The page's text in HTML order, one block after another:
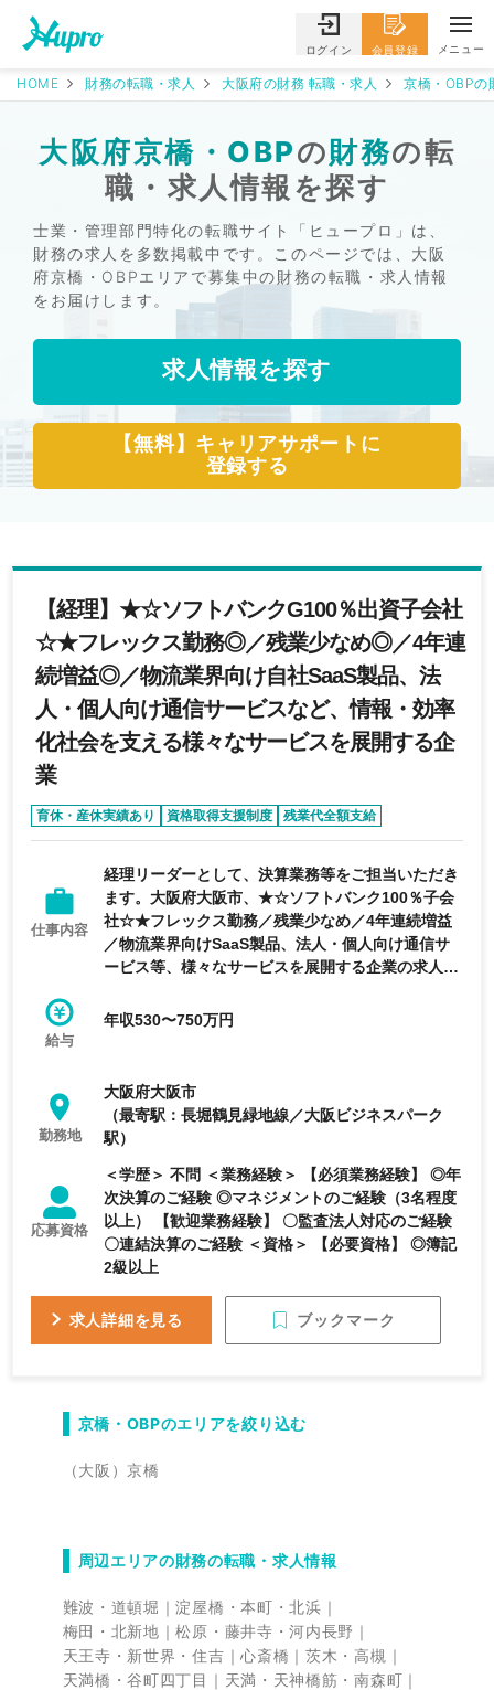
ログイン 会員登録 メニュー
HOME 財務の転職・求人 大阪府の財務 転職・求人 京橋・OBPの
大阪府京橋・OBPの財務の転
職・求人情報を探す
士業・管理部門特化の転職サイト「ヒュープロ」は、
財務の求人を多数掲載中です。このページでは、大阪
府京橋・OBPエリアで募集中の財務の転職・求人情報
をお届けします。
求人情報を探す
【無料】キャリアサポートに
登録する
【経理】★☆ソフトバンクG100％出資子会社
☆★フレックス勤務◎／残業少なめ◎／4年連
続増益◎／物流業界向け自社SaaS製品、法
人・個人向け通信サービスなど、情報・効率
化社会を支える様々なサービスを展開する企
業
育休・産休実績あり 資格取得支援制度
残業代全額支給
学歴不問
経験者優遇
仕事内容
経理リーダーとして、決算業務等をご担当いただき
ます。大阪府大阪市、★☆ソフトバンク100％子会
社☆★フレックス勤務／残業少なめ／4年連続増益
／物流業界向けSaaS製品、法人・個人向け通信サ
ービス等、様々なサービスを展開する企業の求人で
給与
年収530〜750万円
勤務地
大阪府大阪市
（最寄駅：長堀鶴見緑地線／大阪ビジネスパーク
駅）
応募資格
＜学歴＞ 不問 ＜業務経験＞ 【必須業務経験】 ◎年
次決算のご経験 ◎マネジメントのご経験（3名程度
以上） 【歓迎業務経験】 〇監査法人対応のご経験
〇連結決算のご経験 ＜資格＞ 【必要資格】 ◎簿記
2級以上
求人詳細を見る ブックマーク
京橋・OBPのエリアを絞り込む
（大阪）京橋
周辺エリアの財務の転職・求人情報
難波・道頓堀
淀屋橋・本町・北浜
梅田・北新地
松原・藤井寺・河内長野
天王寺・新世界・住吉
心斎橋
茨木・高槻
天満橋・谷町四丁目
天満・天神橋筋・南森町